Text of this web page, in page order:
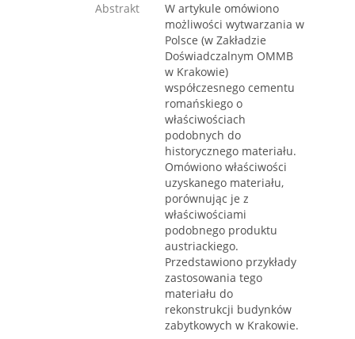
Abstrakt
W artykule omówiono
możliwości wytwarzania w
Polsce (w Zakładzie
Doświadczalnym OMMB
w Krakowie)
współczesnego cementu
romańskiego o
właściwościach
podobnych do
historycznego materiału.
Omówiono właściwości
uzyskanego materiału,
porównując je z
właściwościami
podobnego produktu
austriackiego.
Przedstawiono przykłady
zastosowania tego
materiału do
rekonstrukcji budynków
zabytkowych w Krakowie.